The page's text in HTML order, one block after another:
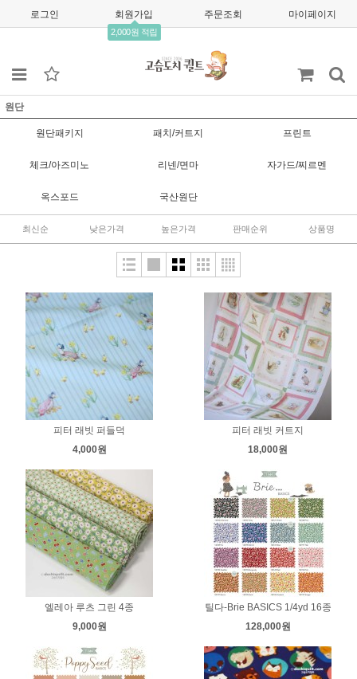
로그인 회원가입
2,000원 적립
주문조회 마이페이지
원단
원단패키지 패치/커트지 프린트
체크/아즈미노 리넨/면마 자가드/찌르멘
옥스포드 국산원단
최신순 낮은가격 높은가격 판매순위 상품명
피터 래빗 퍼들덕
4,000원
피터 래빗 커트지
18,000원
엘레아 루츠 그린 4종
9,000원
틸다-Brie BASICS 1/4yd 16종
128,000원